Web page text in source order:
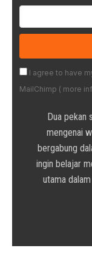
I agree to have
MailChimp ( more
Dua pekan
mengenai
bergabung
ingin belajar
utama